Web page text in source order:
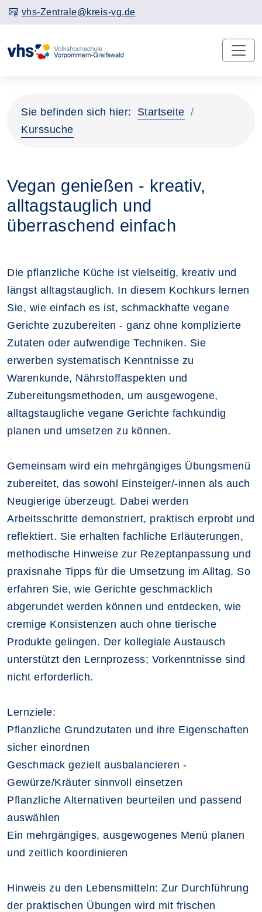
vhs-Zentrale@kreis-vg.de
Sie befinden sich hier:
Startseite
Kurssuche
Vegan genießen - kreativ,
alltagstauglich und
überraschend einfach
Die pflanzliche Küche ist vielseitig, kreativ und
längst alltagstauglich. In diesem Kochkurs lernen
Sie, wie einfach es ist, schmackhafte vegane
Gerichte zuzubereiten - ganz ohne komplizierte
Zutaten oder aufwendige Techniken. Sie
erwerben systematisch Kenntnisse zu
Warenkunde, Nährstoffaspekten und
Zubereitungsmethoden, um ausgewogene,
alltagstaugliche vegane Gerichte fachkundig
planen und umsetzen zu können.
Gemeinsam wird ein mehrgängiges Übungsmenü
zubereitet, das sowohl Einsteiger/-innen als auch
Neugierige überzeugt. Dabei werden
Arbeitsschritte demonstriert, praktisch erprobt und
reflektiert. Sie erhalten fachliche Erläuterungen,
methodische Hinweise zur Rezeptanpassung und
praxisnahe Tipps für die Umsetzung im Alltag. So
erfahren Sie, wie Gerichte geschmacklich
abgerundet werden können und entdecken, wie
cremige Konsistenzen auch ohne tierische
Produkte gelingen. Der kollegiale Austausch
unterstützt den Lernprozess; Vorkenntnisse sind
nicht erforderlich.
Lernziele:
Pflanzliche Grundzutaten und ihre Eigenschaften
sicher einordnen
Geschmack gezielt ausbalancieren -
Gewürze/Kräuter sinnvoll einsetzen
Pflanzliche Alternativen beurteilen und passend
auswählen
Ein mehrgängiges, ausgewogenes Menü planen
und zeitlich koordinieren
Hinweis zu den Lebensmitteln: Zur Durchführung
der praktischen Übungen wird mit frischen